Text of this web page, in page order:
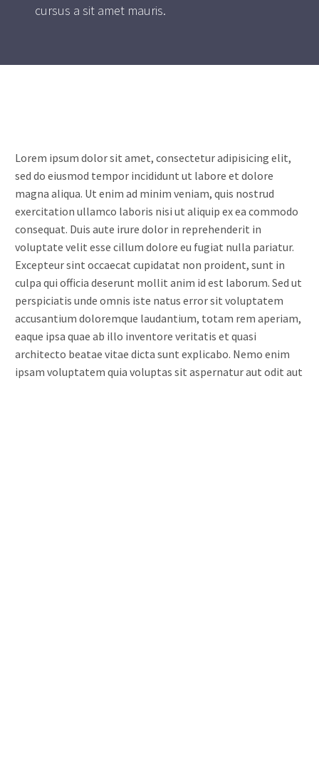
cursus a sit amet mauris.
Lorem ipsum dolor sit amet, consectetur adipisicing elit,
sed do eiusmod tempor incididunt ut labore et dolore
magna aliqua. Ut enim ad minim veniam, quis nostrud
exercitation ullamco laboris nisi ut aliquip ex ea commodo
consequat. Duis aute irure dolor in reprehenderit in
voluptate velit esse cillum dolore eu fugiat nulla pariatur.
Excepteur sint occaecat cupidatat non proident, sunt in
culpa qui officia deserunt mollit anim id est laborum. Sed ut
perspiciatis unde omnis iste natus error sit voluptatem
accusantium doloremque laudantium, totam rem aperiam,
eaque ipsa quae ab illo inventore veritatis et quasi
architecto beatae vitae dicta sunt explicabo. Nemo enim
ipsam voluptatem quia voluptas sit aspernatur aut odit aut